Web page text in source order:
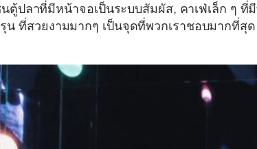
ตู้ปลาที่มีหน้าจอเป็นระบบสัมผัส, คาเฟ่เล็ก ๆ ที่
น ที่สวยงามมากๆ เป็นจุดที่พวกเราชอบมากที่สุด